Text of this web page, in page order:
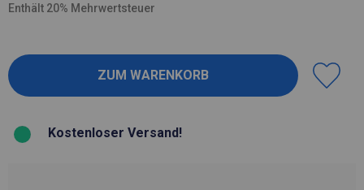
Enthält 20% Mehrwertsteuer
Kostenloser Versand!